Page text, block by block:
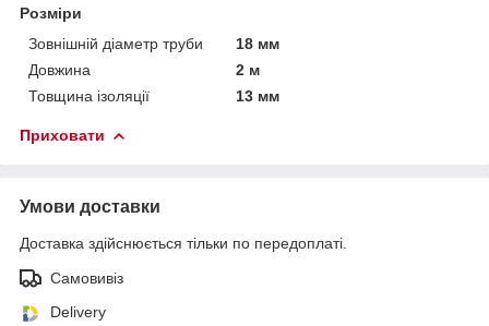
Розміри
Зовнішній діаметр труби
18 мм
Довжина
2 м
Товщина ізоляції
13 мм
Приховати
Умови доставки
Доставка здійснюється тільки по передоплаті.
Самовивіз
Delivery